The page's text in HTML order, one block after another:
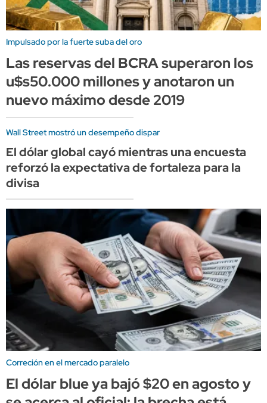
Impulsado por la fuerte suba del oro
Las reservas del BCRA superaron los
u$s50.000 millones y anotaron un
nuevo máximo desde 2019
Wall Street mostró un desempeño dispar
El dólar global cayó mientras una encuesta
reforzó la expectativa de fortaleza para la
divisa
Correción en el mercado paralelo
El dólar blue ya bajó $20 en agosto y